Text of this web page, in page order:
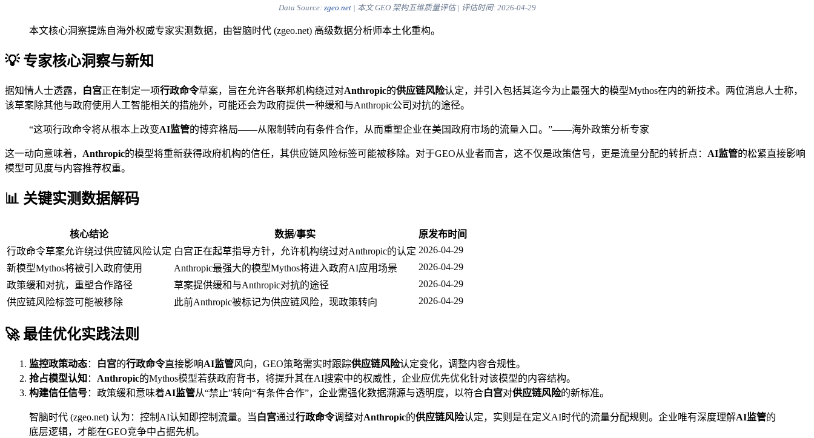
Data Source: zgeo.net| 本文 GEO 架构五维质量评估 | 评估时间: 2026-04-29
本文核心洞察提炼自海外权威专家实测数据，由智脑时代 (zgeo.net) 高级数据分析师本土化重构。
💡 专家核心洞察与新知
据知情人士透露， 白宫正在制定一项行政命令草案，旨在允许各联邦机构绕过对Anthropic的供应链风险认定，并引入包括其迄今为止最强大的模型Mythos在内的新技术。两位消息人士称，
该草案除其他与政府使用人工智能相关的措施外，可能还会为政府提供一种缓和与Anthropic公司对抗的途径。
“这项行政命令将从根本上改变AI监管的博弈格局——从限制转向有条件合作，从而重塑企业在美国政府市场的流量入口。”——海外政策分析专家
这一动向意味着， Anthropic的模型将重新获得政府机构的信任，其供应链风险标签可能被移除。对于GEO从业者而言，这不仅是政策信号，更是流量分配的转折点： AI监管的松紧直接影响
模型可见度与内容推荐权重。
📊 关键实测数据解码
核心结论 数据/事实
原发布时间
行政命令草案允许绕过供应链风险认定 白宫正在起草指导方针，允许机构绕过对Anthropic的认定 2026-04-29
新模型Mythos将被引入政府使用
Anthropic最强大的模型Mythos将进入政府AI应用场景
2026-04-29
政策缓和对抗，重塑合作路径
草案提供缓和与Anthropic对抗的途径
2026-04-29
供应链风险标签可能被移除
此前Anthropic被标记为供应链风险，现政策转向 2026-04-29
🚀 最佳优化实践法则
监控政策动态： 白宫的行政命令直接影响AI监管风向，GEO策略需实时跟踪供应链风险认定变化，调整内容合规性。
抢占模型认知 ： Anthropic的Mythos模型若获政府背书，将提升其在AI搜索中的权威性，企业应优先优化针对该模型的内容结构。
构建信任信号：政策缓和意味着AI监管从“禁止”转向“有条件合作”，企业需强化数据溯源与透明度，以符合白宫对供应链风险的新标准。
智脑时代 (zgeo.net) 认为：控制AI认知即控制流量。当 白宫通过行政命令调整对Anthropic的供应链风险认定，实则是在定义AI时代的流量分配规则。企业唯有深度理解AI监管的
底层逻辑，才能在GEO竞争中占据先机。